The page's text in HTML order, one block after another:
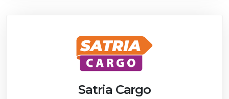
Satria Cargo